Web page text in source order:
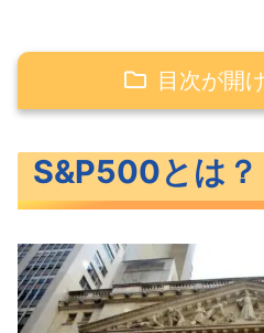
目次が開
S&P500の銘柄選
S&P500の組入れ
S&P500に連動するお
S&P500とは？